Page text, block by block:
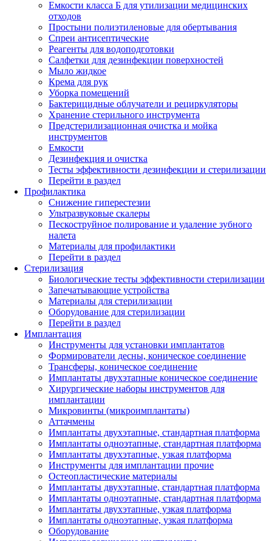
Емкости класса Б для утилизации медицинских
отходов
Простыни полиэтиленовые для обертывания
Спреи антисептические
Реагенты для водоподготовки
Салфетки для дезинфекции поверхностей
Мыло жидкое
Крема для рук
Уборка помещений
Бактерицидные облучатели и рециркуляторы
Хранение стерильного инструмента
Предстерилизационная очистка и мойка
инструментов
Емкости
Дезинфекция и очистка
Тесты эффективности дезинфекции и стерилизации
Перейти в раздел
Профилактика
Снижение гиперестезии
Ультразвуковые скалеры
Пескоструйное полирование и удаление зубного
налета
Материалы для профилактики
Перейти в раздел
Стерилизация
Биологические тесты эффективности стерилизации
Запечатывающие устройства
Материалы для стерилизации
Оборудование для стерилизации
Перейти в раздел
Имплантация
Инструменты для установки имплантатов
Формирователи десны, коническое соединение
Трансферы, коническое соединение
Имплантаты двухэтапные коническое соединение
Хирургические наборы инструментов для
имплантации
Микровинты (микроимплантаты)
Аттачмены
Имплантаты двухэтапные, стандартная платформа
Имплантаты одноэтапные, стандартная платформа
Имплантаты двухэтапные, узкая платформа
Инструменты для имплантации прочие
Остеопластические материалы
Имплантаты двухэтапные, стандартная платформа
Имплантаты одноэтапные, стандартная платформа
Имплантаты двухэтапные, узкая платформа
Имплантаты одноэтапные, узкая платформа
Оборудование